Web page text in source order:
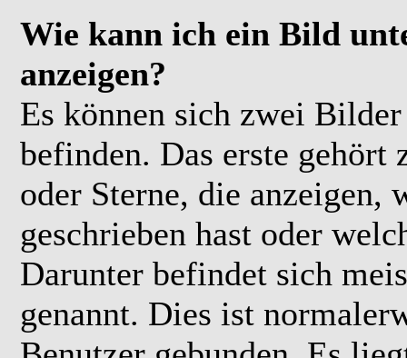
Wie kann ich ein Bild
anzeigen?
Es können sich zwei
befinden. Das erste gehört
oder Sterne, die anzeigen,
geschrieben hast oder
Darunter befindet sich
genannt. Dies ist